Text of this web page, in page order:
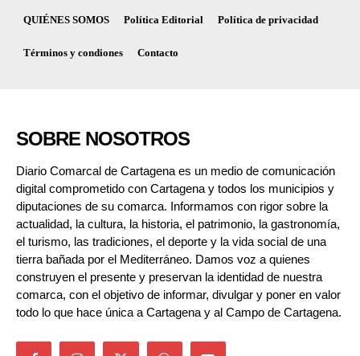
QUIÉNES SOMOS Política Editorial Política de privacidad
Términos y condiones Contacto
SOBRE NOSOTROS
Diario Comarcal de Cartagena es un medio de comunicación
digital comprometido con Cartagena y todos los municipios y
diputaciones de su comarca. Informamos con rigor sobre la
actualidad, la cultura, la historia, el patrimonio, la gastronomía,
el turismo, las tradiciones, el deporte y la vida social de una
tierra bañada por el Mediterráneo. Damos voz a quienes
construyen el presente y preservan la identidad de nuestra
comarca, con el objetivo de informar, divulgar y poner en valor
todo lo que hace única a Cartagena y al Campo de Cartagena.